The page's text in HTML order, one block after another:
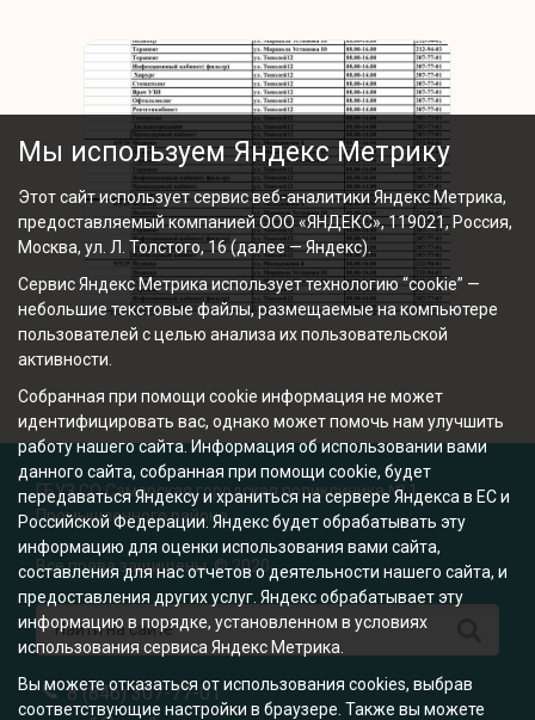
ГБУЗ СО Самарская городская поликлиника № 1
Промышленного района
Все права защищены. © 2020
Мы используем Яндекс Метрику
Этот сайт использует сервис веб-аналитики Яндекс Метрика,
предоставляемый компанией ООО «ЯНДЕКС», 119021, Россия,
Москва, ул. Л. Толстого, 16 (далее — Яндекс).
Сервис Яндекс Метрика использует технологию “cookie” —
небольшие текстовые файлы, размещаемые на компьютере
пользователей с целью анализа их пользовательской
активности.
Собранная при помощи cookie информация не может
идентифицировать вас, однако может помочь нам улучшить
работу нашего сайта. Информация об использовании вами
данного сайта, собранная при помощи cookie, будет
передаваться Яндексу и храниться на сервере Яндекса в ЕС и
Российской Федерации. Яндекс будет обрабатывать эту
информацию для оценки использования вами сайта,
составления для нас отчетов о деятельности нашего сайта, и
предоставления других услуг. Яндекс обрабатывает эту
информацию в порядке, установленном в условиях
использования сервиса Яндекс Метрика.
Вы можете отказаться от использования cookies, выбрав
соответствующие настройки в браузере. Также вы можете
8 (846) 307-77-01